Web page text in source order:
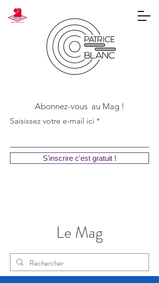
Abonnez-vous au Mag !
Saisissez votre e-mail ici
S'inscrire c'est gratuit !
Le Mag